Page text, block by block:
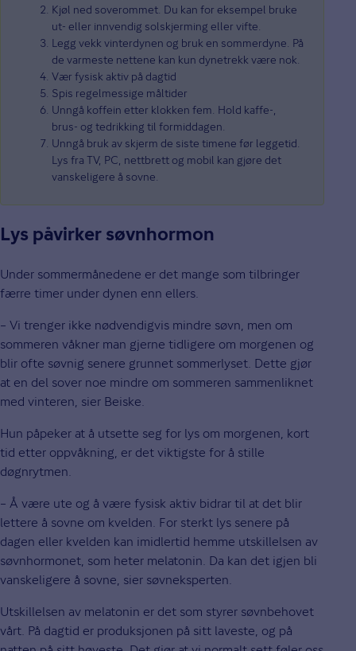
Kjøl ned soverommet. Du kan for eksempel bruke
ut- eller innvendig solskjerming eller vifte.
Legg vekk vinterdynen og bruk en sommerdyne. På
de varmeste nettene kan kun dynetrekk være nok.
Vær fysisk aktiv på dagtid
Spis regelmessige måltider
Unngå koffein etter klokken fem. Hold kaffe-,
brus- og tedrikking til formiddagen.
Unngå bruk av skjerm de siste timene før leggetid.
Lys fra TV, PC, nettbrett og mobil kan gjøre det
vanskeligere å sovne.
Lys påvirker søvnhormon
Under sommermånedene er det mange som tilbringer
færre timer under dynen enn ellers.
– Vi trenger ikke nødvendigvis mindre søvn, men om
sommeren våkner man gjerne tidligere om morgenen og
blir ofte søvnig senere grunnet sommerlyset. Dette gjør
at en del sover noe mindre om sommeren sammenliknet
med vinteren, sier Beiske.
Hun påpeker at å utsette seg for lys om morgenen, kort
tid etter oppvåkning, er det viktigste for å stille
døgnrytmen.
– Å være ute og å være fysisk aktiv bidrar til at det blir
lettere å sovne om kvelden. For sterkt lys senere på
dagen eller kvelden kan imidlertid hemme utskillelsen av
søvnhormonet, som heter melatonin. Da kan det igjen bli
vanskeligere å sovne, sier søvneksperten.
Utskillelsen av melatonin er det som styrer søvnbehovet
vårt. På dagtid er produksjonen på sitt laveste, og på